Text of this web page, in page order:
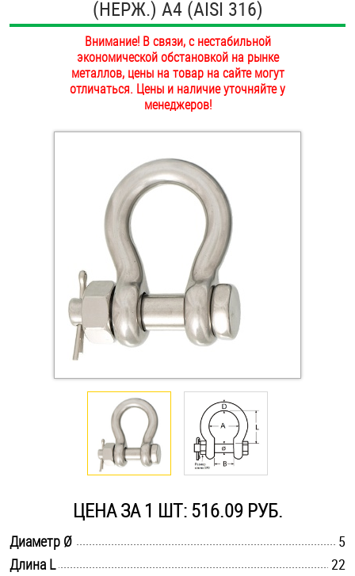
ОПЛАТА И ДОСТАВКА
НАШИ МАГАЗИНЫ
Втулки
Заклепки (Гайки-Заклепки)
Инструмент
Крюки, кольца с метрической резьбой
Крюки, кольца с шурупной резьбой
Оснастка и аксессуары для яхт
Саморезы и шурупы
Стопорные кольца
(НЕРЖ.) A4 (AISI 316)
Внимание! В связи, с нестабильной
экономической обстановкой на рынке
металлов, цены на товар на сайте могут
отличаться. Цены и наличие уточняйте у
менеджеров!
ЦЕНА ЗА 1 ШТ: 516.09 РУБ.
Диаметр Ø
5
Длина L
22